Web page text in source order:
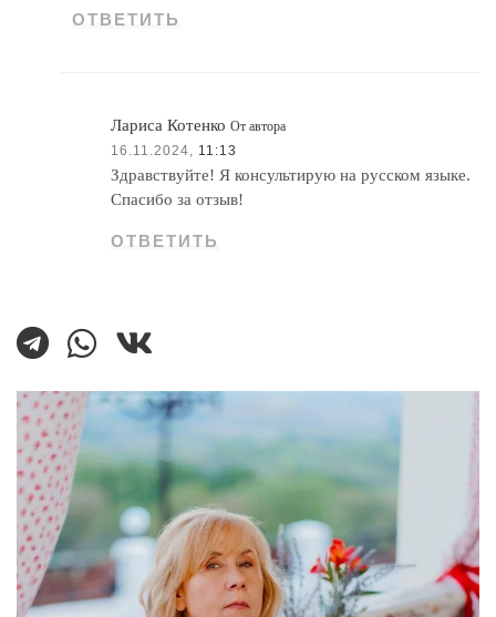
ОТВЕТИТЬ
Лариса КотенкоОт автора
16.11.2024, 11:13
Здравствуйте! Я консультирую на русском языке.
Спасибо за отзыв!
ОТВЕТИТЬ